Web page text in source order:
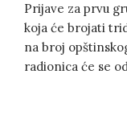
Prijave za prvu
koja će brojati
na broj
radionica će se